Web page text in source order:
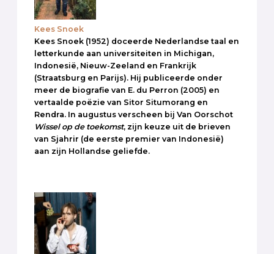
Kees Snoek
Kees Snoek (1952) doceerde Nederlandse taal en
letterkunde aan universiteiten in Michigan,
Indonesië, Nieuw-Zeeland en Frankrijk
(Straatsburg en Parijs). Hij publiceerde onder
meer de biografie van E. du Perron (2005) en
vertaalde poëzie van Sitor Situmorang en
Rendra. In augustus verscheen bij Van Oorschot
Wissel op de toekomst, zijn keuze uit de brieven
van Sjahrir (de eerste premier van Indonesië)
aan zijn Hollandse geliefde.